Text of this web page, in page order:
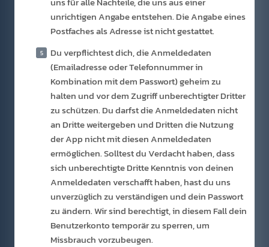
unrichtigen Angabe entstehen. Die Angabe eines
Postfaches als Adresse ist nicht gestattet.
Du verpflichtest dich, die Anmeldedaten
(Emailadresse oder Telefonnummer in
Kombination mit dem Passwort) geheim zu
halten und vor dem Zugriff unberechtigter Dritter
zu schützen. Du darfst die Anmeldedaten nicht
an Dritte weitergeben und Dritten die Nutzung
der App nicht mit diesen Anmeldedaten
ermöglichen. Solltest du Verdacht haben, dass
sich unberechtigte Dritte Kenntnis von deinen
Anmeldedaten verschafft haben, hast du uns
unverzüglich zu verständigen und dein Passwort
zu ändern. Wir sind berechtigt, in diesem Fall dein
Benutzerkonto temporär zu sperren, um
Missbrauch vorzubeugen.